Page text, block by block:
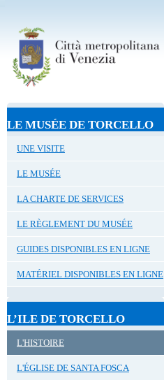
LE MUSÉE DE TORCELLO
UNE VISITE
LE MUSÉE
LA CHARTE DE SERVICES
LE RÈGLEMENT DU MUSÉE
GUIDES DISPONIBLES EN LIGNE
MATÉRIEL DISPONIBLES EN LIGNE
L’ILE DE TORCELLO
L'HISTOIRE
L'ÉGLISE DE SANTA FOSCA